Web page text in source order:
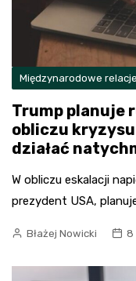
Międzynarodowe relacje
Trump planuje
obliczu
działać
W obliczu eskalacji
prezydent USA,
Błażej Nowicki 8